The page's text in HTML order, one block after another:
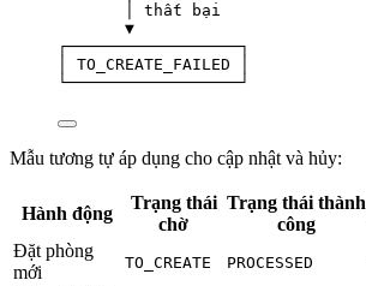
│ thất bại
▼
┌──────────────────┐
│ TO_CREATE_FAILED │
└──────────────────┘
Mẫu tương tự áp dụng cho cập nhật và hủy:
Hành động
Trạng thái
chờ
Trạng thái thành
công
Đặt phòng
mới
TO_CREATE PROCESSED